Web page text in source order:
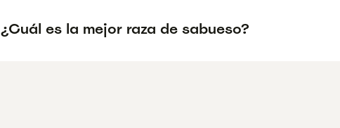
¿Cuál es la mejor raza de sabueso?